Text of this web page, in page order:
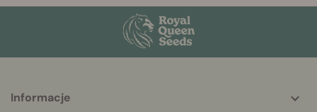
Informacje